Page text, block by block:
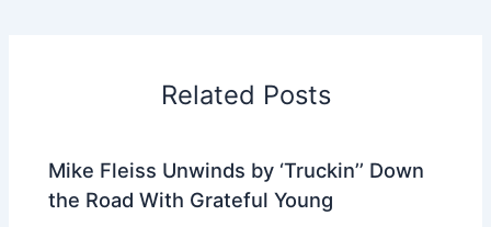
Related Posts
Mike Fleiss Unwinds by ‘Truckin’’ Down
the Road With Grateful Young